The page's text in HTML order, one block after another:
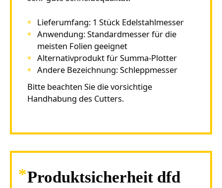
Lieferumfang: 1 Stück Edelstahlmesser
Anwendung: Standardmesser für die
meisten Folien geeignet
Alternativprodukt für Summa-Plotter
Andere Bezeichnung: Schleppmesser
Bitte beachten Sie die vorsichtige
Handhabung des Cutters.
Produktsicherheit dfd